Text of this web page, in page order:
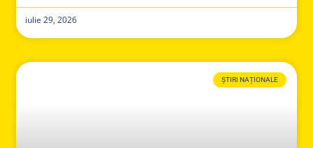
iulie 29, 2026
ȘTIRI NAȚIONALE